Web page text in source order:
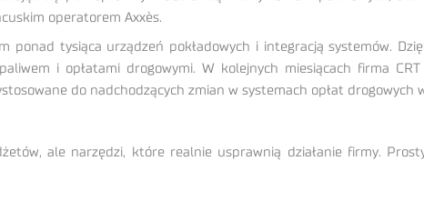
operatorem Axxès.
ponad tysiąca urządzeń pokładowych i integracją systemów.
i opłatami drogowymi. W kolejnych miesiącach firma
do nadchodzących zmian w systemach opłat drogowych
ale narzędzi, które realnie usprawnią działanie firmy.